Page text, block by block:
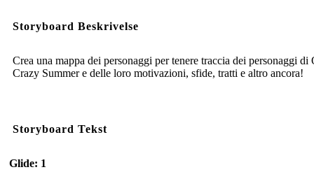
Storyboard Beskrivelse
Crea una mappa dei personaggi per tenere traccia dei personaggi di
Crazy Summer e delle loro motivazioni, sfide, tratti e altro ancora!
Storyboard Tekst
Glide: 1